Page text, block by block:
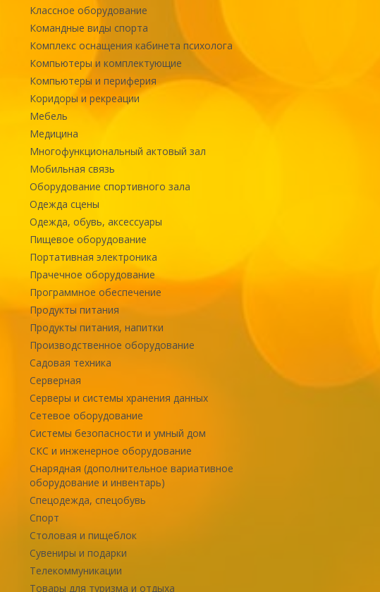
Классное оборудование
Командные виды спорта
Комплекс оснащения кабинета психолога
Компьютеры и комплектующие
Компьютеры и периферия
Коридоры и рекреации
Мебель
Медицина
Многофункциональный актовый зал
Мобильная связь
Оборудование спортивного зала
Одежда сцены
Одежда, обувь, аксессуары
Пищевое оборудование
Портативная электроника
Прачечное оборудование
Программное обеспечение
Продукты питания
Продукты питания, напитки
Производственное оборудование
Садовая техника
Серверная
Серверы и системы хранения данных
Сетевое оборудование
Системы безопасности и умный дом
СКС и инженерное оборудование
Снарядная (дополнительное вариативное
оборудование и инвентарь)
Спецодежда, спецобувь
Спорт
Столовая и пищеблок
Сувениры и подарки
Телекоммуникации
Товары для туризма и отдыха